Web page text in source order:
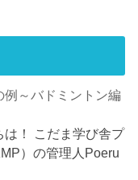
例～バドミントン編
は！ こだま学び舎プ
）の管理人Poeru